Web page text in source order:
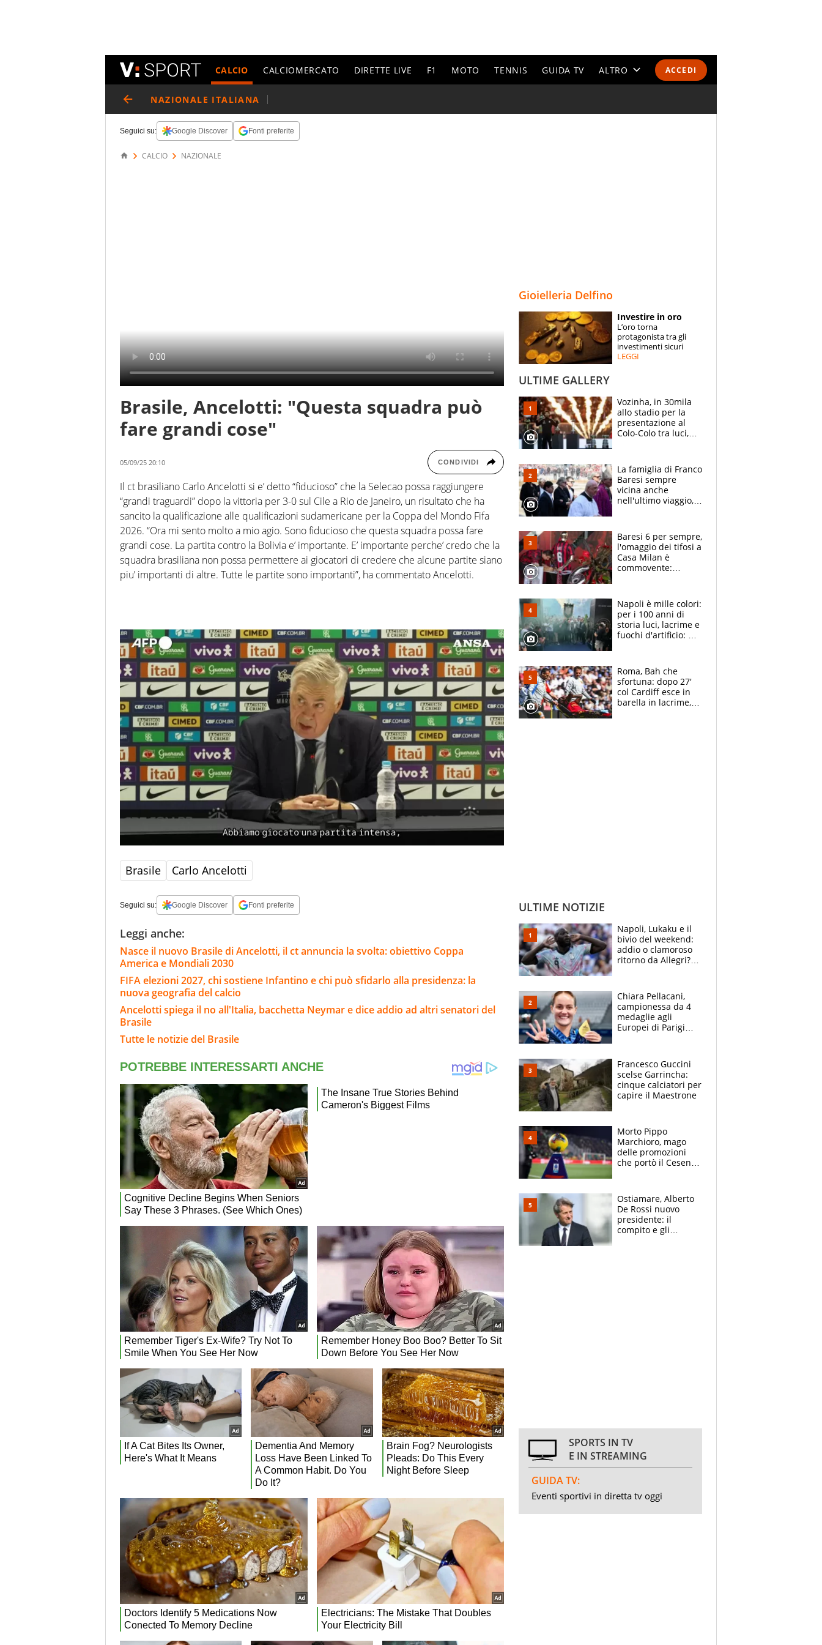
ACCEDI
CALCIO CALCIOMERCATO DIRETTE LIVE F1 MOTO TENNIS GUIDA TV ALTRO
ESPERTI
CONTATTI
NAZIONALE ITALIANA
Seguici su: Google Discover Fonti preferite
CALCIO NAZIONALE
Brasile, Ancelotti: "Questa squadra può
fare grandi cose"
05/09/25 20:10 CONDIVIDI
Il ct brasiliano Carlo Ancelotti si e’ detto “fiducioso” che la Selecao possa raggiungere
“grandi traguardi” dopo la vittoria per 3-0 sul Cile a Rio de Janeiro, un risultato che ha
sancito la qualificazione alle qualificazioni sudamericane per la Coppa del Mondo Fifa
2026. “Ora mi sento molto a mio agio. Sono fiducioso che questa squadra possa fare
grandi cose. La partita contro la Bolivia e’ importante. E’ importante perche’ credo che la
squadra brasiliana non possa permettere ai giocatori di credere che alcune partite siano
piu’ importanti di altre. Tutte le partite sono importanti”, ha commentato Ancelotti.
Brasile Carlo Ancelotti
Seguici su: Google Discover Fonti preferite
Leggi anche:
Nasce il nuovo Brasile di Ancelotti, il ct annuncia la svolta: obiettivo Coppa
America e Mondiali 2030
FIFA elezioni 2027, chi sostiene Infantino e chi può sfidarlo alla presidenza: la
nuova geografia del calcio
Ancelotti spiega il no all'Italia, bacchetta Neymar e dice addio ad altri senatori del
Brasile
Tutte le notizie del Brasile
Gioielleria Delfino
Investire in oro
L’oro torna
protagonista tra gli
investimenti sicuri
LEGGI
ULTIME GALLERY
Vozinha, in 30mila
allo stadio per la
presentazione al
Colo-Colo tra luci,
La famiglia di Franco
Baresi sempre
vicina anche
nell'ultimo viaggio,
circondati
dall'affetto dei tifosi
Baresi 6 per sempre,
l'omaggio dei tifosi a
Casa Milan è
commovente:
bigliettini
Napoli è mille colori:
per i 100 anni di
storia luci, lacrime e
fuochi d'artificio: De
Roma, Bah che
sfortuna: dopo 27'
col Cardiff esce in
barella in lacrime,
ULTIME NOTIZIE
Napoli, Lukaku e il
bivio del weekend:
addio o clamoroso
ritorno da Allegri?
Chiara Pellacani,
campionessa da 4
medaglie agli
Europei di Parigi
giornalista, mamma
Francesca
Insegnante e il
fratello calciatore
Francesco Guccini
scelse Garrincha:
cinque calciatori per
capire il Maestrone
Morto Pippo
Marchioro, mago
delle promozioni
che portò il Cesena
di Baresi
Ostiamare, Alberto
De Rossi nuovo
presidente: il
compito e gli
SPORTS IN TV
E IN STREAMING
GUIDA TV:
Eventi sportivi in diretta tv oggi